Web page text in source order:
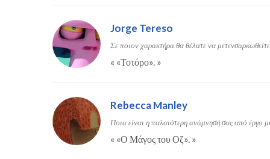
Jorge Tereso
Σε ποιον χαρακτήρα θα θέλατε να
« «Τοτόρο». »
Rebecca Manley
Ποια είναι η παλαιότερη ανάμνησή σας από έργο
« «Ο Μάγος του Οζ». »